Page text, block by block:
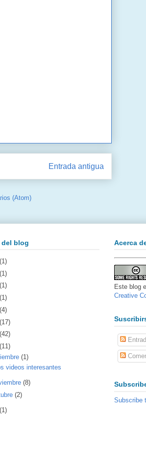
Entrada antigua
(Atom)
blog
(1)
(1)
(1)
(1)
(4)
(17)
(42)
(11)
(1)
videos interesantes
(8)
(2)
(1)
Acerca
Este blog
Creative
Subscribe